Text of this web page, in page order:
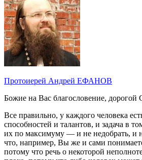
Протоиерей Андрей ЕФАНОВ
Божие на Вас благословение, дорогой
Все правильно, у каждого человека
способностей и талантов, и задача в
их по максимуму — и не недобрать, и
что, например, Вы же и сами
потому что речь о некоторой